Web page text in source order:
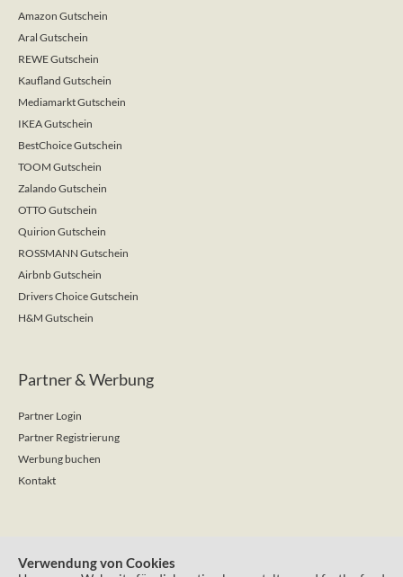
Amazon Gutschein
Aral Gutschein
REWE Gutschein
Kaufland Gutschein
Mediamarkt Gutschein
IKEA Gutschein
BestChoice Gutschein
TOOM Gutschein
Zalando Gutschein
OTTO Gutschein
Quirion Gutschein
ROSSMANN Gutschein
Airbnb Gutschein
Drivers Choice Gutschein
H&M Gutschein
Partner & Werbung
Partner Login
Partner Registrierung
Werbung buchen
Kontakt
Verwendung von Cookies